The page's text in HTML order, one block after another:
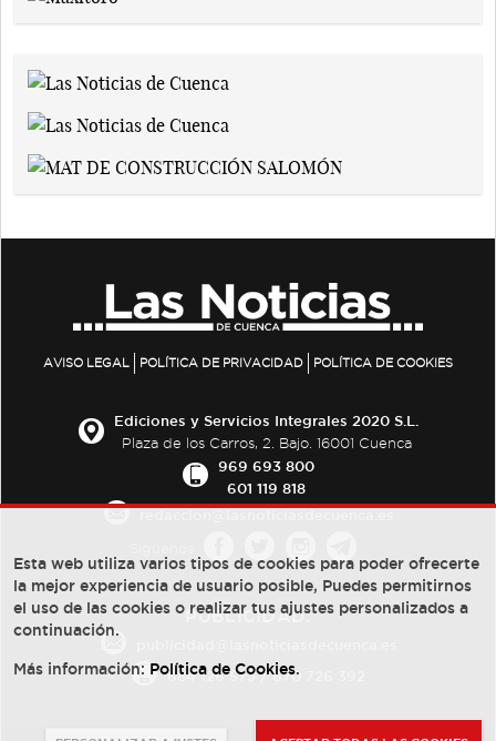
AVISO LEGAL POLÍTICA DE PRIVACIDAD POLÍTICA DE COOKIES
Ediciones y Servicios Integrales 2020 S.L.
Plaza de los Carros, 2. Bajo. 16001 Cuenca
969 693 800
601 119 818
PUBLICIDAD:
684 126 573/670 726 392
Esta web utiliza varios tipos de cookies para poder ofrecerte
la mejor experiencia de usuario posible, Puedes permitirnos
el uso de las cookies o realizar tus ajustes personalizados a
continuación.
Más información: Política de Cookies.